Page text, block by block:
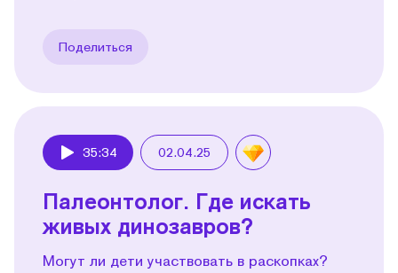
Поделиться
35:34 02.04.25
Палеонтолог. Где искать
живых динозавров?
Могут ли дети участвовать в раскопках?